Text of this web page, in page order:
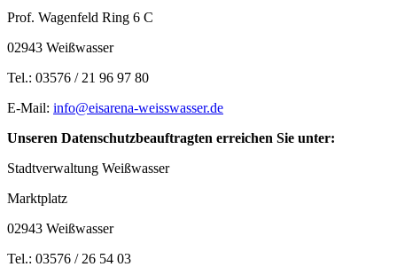
Prof. Wagenfeld Ring 6 C
02943 Weißwasser
Tel.: 03576 / 21 96 97 80
E-Mail: info@eisarena-weisswasser.de
Unseren Datenschutzbeauftragten erreichen Sie unter:
Stadtverwaltung Weißwasser
Marktplatz
02943 Weißwasser
Tel.: 03576 / 26 54 03